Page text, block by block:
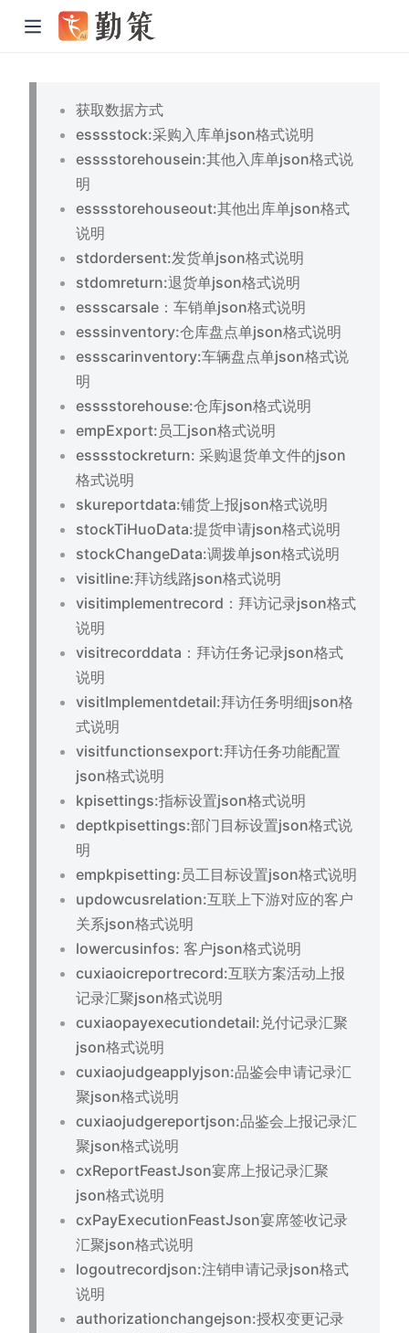
获取数据方式
esssstock:采购入库单json格式说明
esssstorehousein:其他入库单json格式说
明
esssstorehouseout:其他出库单json格式
说明
stdordersent:发货单json格式说明
stdomreturn:退货单json格式说明
essscarsale：车销单json格式说明
esssinventory:仓库盘点单json格式说明
essscarinventory:车辆盘点单json格式说
明
esssstorehouse:仓库json格式说明
empExport:员工json格式说明
esssstockreturn: 采购退货单文件的json
格式说明
skureportdata:铺货上报json格式说明
stockTiHuoData:提货申请json格式说明
stockChangeData:调拨单json格式说明
visitline:拜访线路json格式说明
visitimplementrecord：拜访记录json格式
说明
visitrecorddata：拜访任务记录json格式
说明
visitImplementdetail:拜访任务明细json格
式说明
visitfunctionsexport:拜访任务功能配置
json格式说明
kpisettings:指标设置json格式说明
deptkpisettings:部门目标设置json格式说
明
empkpisetting:员工目标设置json格式说明
updowcusrelation:互联上下游对应的客户
关系json格式说明
lowercusinfos: 客户json格式说明
cuxiaoicreportrecord:互联方案活动上报
记录汇聚json格式说明
cuxiaopayexecutiondetail:兑付记录汇聚
json格式说明
cuxiaojudgeapplyjson:品鉴会申请记录汇
聚json格式说明
cuxiaojudgereportjson:品鉴会上报记录汇
聚json格式说明
cxReportFeastJson宴席上报记录汇聚
json格式说明
cxPayExecutionFeastJson宴席签收记录
汇聚json格式说明
logoutrecordjson:注销申请记录json格式
说明
authorizationchangejson:授权变更记录